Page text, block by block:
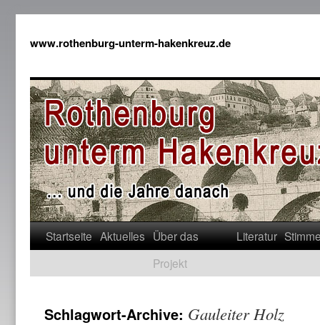
www.rothenburg-unterm-hakenkreuz.de
Startseite Aktuelles Über das
Projekt
Literatur
Schlagwort-Archive: Gauleiter Holz